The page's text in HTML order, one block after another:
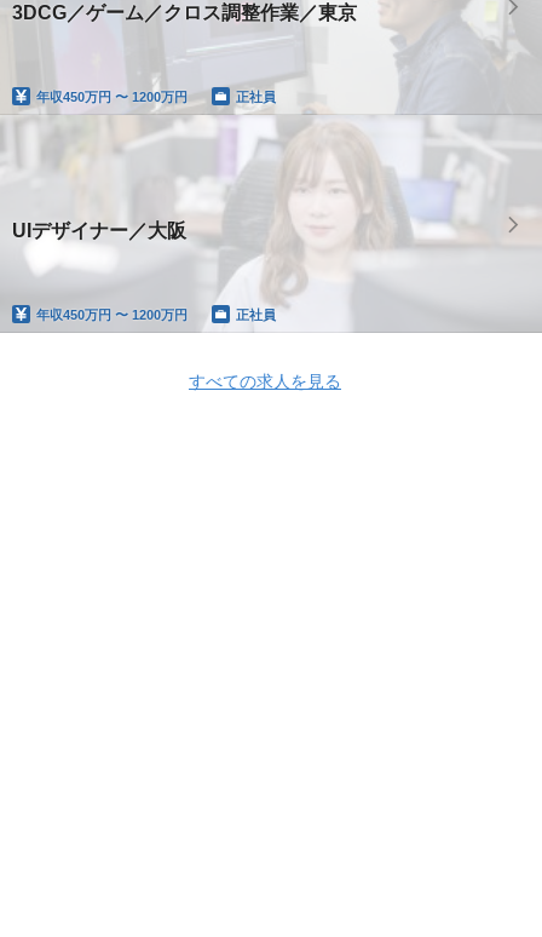
3DCG／ゲーム／クロス調整作業／東京
年収450万円 〜 1200万円 正社員
UIデザイナー／大阪
年収450万円 〜 1200万円 正社員
すべての求人を見る